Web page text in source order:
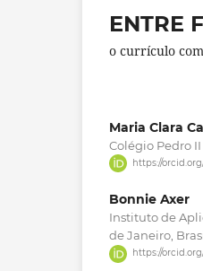
ENTRE
o currículo
Maria Clara
Colégio Pedro II
https://
Bonnie Axer
Instituto de
de Janeiro,
https://